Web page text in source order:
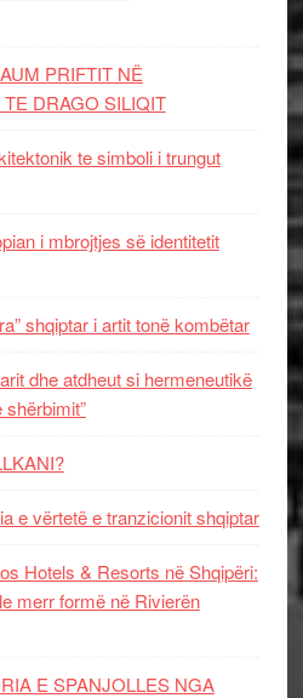
PRIFTIT NË
DRAGO SILIQIT
te simboli i trungut
i mbrojtjes së identitetit
shqiptar i artit tonë kombëtar
dhe atdheut si hermeneutikë
e vërtetë e tranzicionit shqiptar
Hotels & Resorts në Shqipëri:
merr formë në Rivierën
E SPANJOLLES NGA